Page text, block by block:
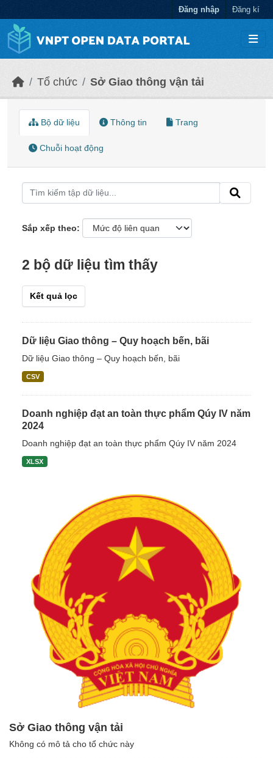
Đăng nhập Đăng kí
Tổ chức Sở Giao thông vận tải
Sở Giao thông vận tải
Không có mô tả cho tổ chức này
Bộ dữ liệu Thông tin Trang
Chuỗi hoạt động
Sắp xếp theo
2 bộ dữ liệu tìm thấy
Kết quả lọc
Dữ liệu Giao thông – Quy hoạch bến, bãi
Dữ liệu Giao thông – Quy hoạch bến, bãi
CSV
Doanh nghiệp đạt an toàn thực phẩm Qúy IV năm
2024
Doanh nghiệp đạt an toàn thực phẩm Qúy IV năm 2024
XLSX